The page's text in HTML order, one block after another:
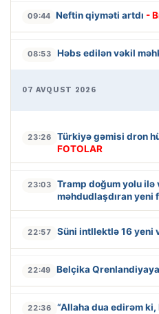
09:44 Neftin qiyməti artdı -
08:53 Həbs edilən vəkil
07 AVQUST 2026
23:26 Türkiyə gəmisi dron
FOTOLAR
23:03
Tramp doğum yolu ilə
məhdudlaşdıran yeni
22:57 Süni intllektlə 16 yeni
22:49 Belçika
22:36
“Allaha dua edirəm